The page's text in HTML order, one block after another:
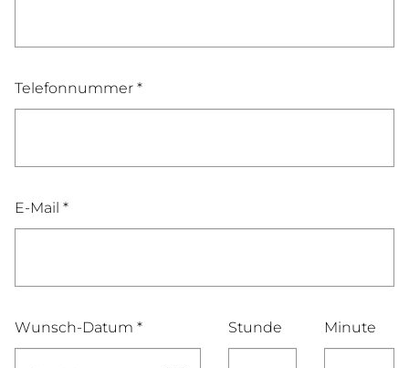
Telefonnummer *
E-Mail *
Wunsch-Datum * Stunde Minute